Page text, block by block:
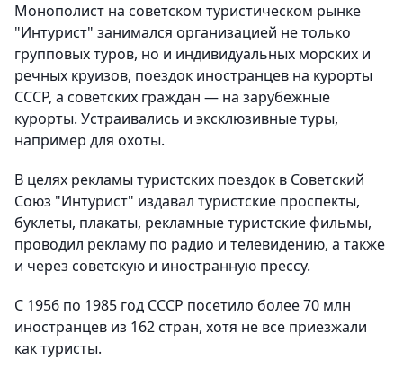
Монополист на советском туристическом рынке
"Интурист" занимался организацией не только
групповых туров, но и индивидуальных морских и
речных круизов, поездок иностранцев на курорты
СССР, а советских граждан — на зарубежные
курорты. Устраивались и эксклюзивные туры,
например для охоты.
В целях рекламы туристских поездок в Советский
Союз "Интурист" издавал туристские проспекты,
буклеты, плакаты, рекламные туристские фильмы,
проводил рекламу по радио и телевидению, а также
и через советскую и иностранную прессу.
С 1956 по 1985 год СССР посетило более 70 млн
иностранцев из 162 стран, хотя не все приезжали
как туристы.